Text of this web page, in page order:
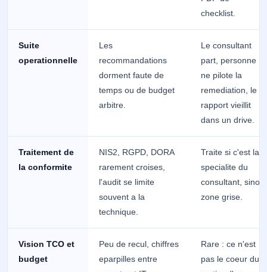
checklist.
Suite
operationnelle
Les
recommandations
dorment faute de
temps ou de budget
arbitre.
Le consultant
part, personne
ne pilote la
remediation, le
rapport vieillit
dans un drive.
Traitement de
la conformite
NIS2, RGPD, DORA
rarement croises,
l'audit se limite
souvent a la
technique.
Traite si c'est la
specialite du
consultant, sinon
zone grise.
Vision TCO et
budget
Peu de recul, chiffres
eparpilles entre
Rare : ce n'est
pas le coeur du